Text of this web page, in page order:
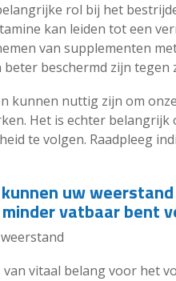
rol bij het
kan leiden tot een
van supplementen
beschermd zijn tegen
kunnen nuttig zijn om
Het is echter
te volgen. Raadpleeg
uw
vatbaar bent
vitaal belang voor het